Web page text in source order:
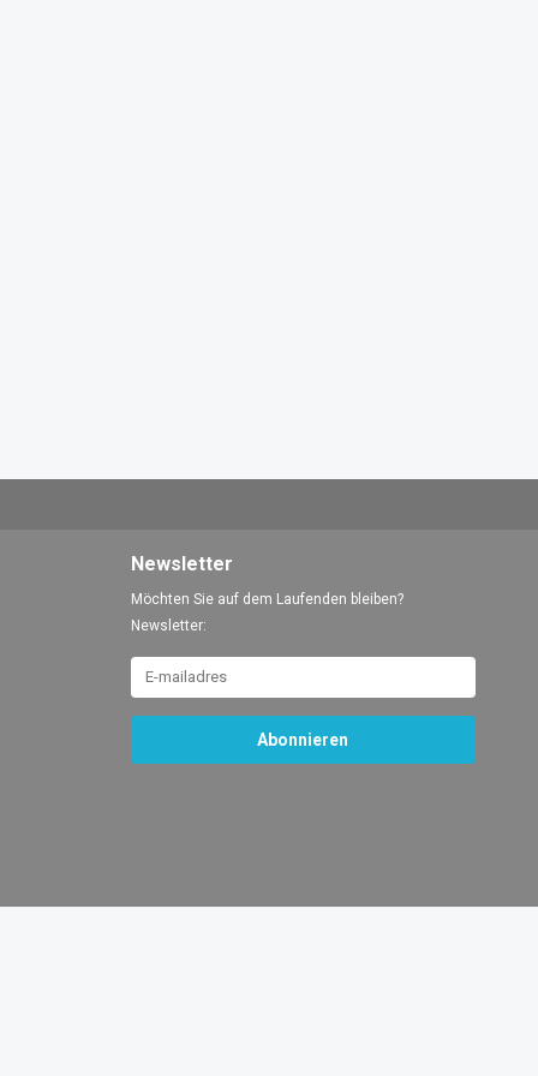
Newsletter
Möchten Sie auf dem Laufenden bleiben?
Newsletter:
Abonnieren